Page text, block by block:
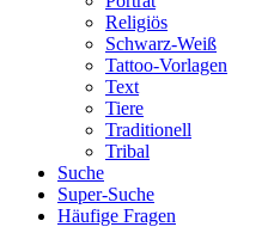
Religiös
Schwarz-Weiß
Tattoo-Vorlagen
Text
Tiere
Traditionell
Tribal
Suche
Super-Suche
Häufige Fragen